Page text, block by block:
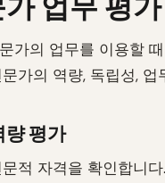
가의 업무를 이용할
가의 역량, 독립성,
량 평가
적 자격을 확인합니